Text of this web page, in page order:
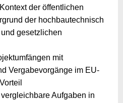
der öffentlichen
der hochbautechnisch
gesetzlichen
mit
Vergabevorgänge im EU-
Aufgaben in